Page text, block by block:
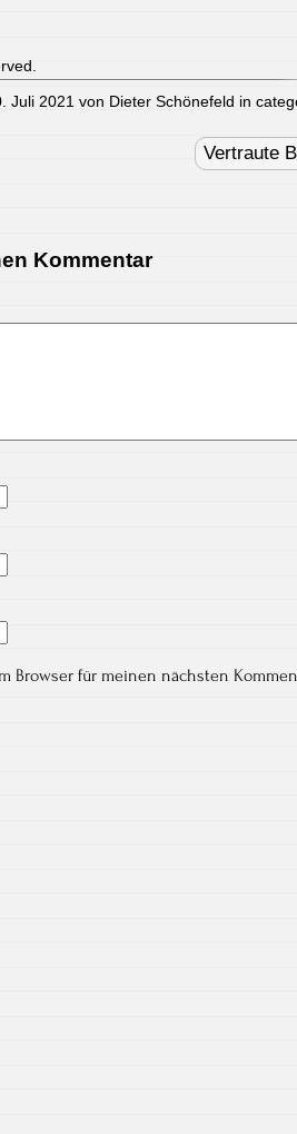
Juli 2021 von Dieter Schönefeld in
Vertraute
Kommentar
Browser für meinen nächsten